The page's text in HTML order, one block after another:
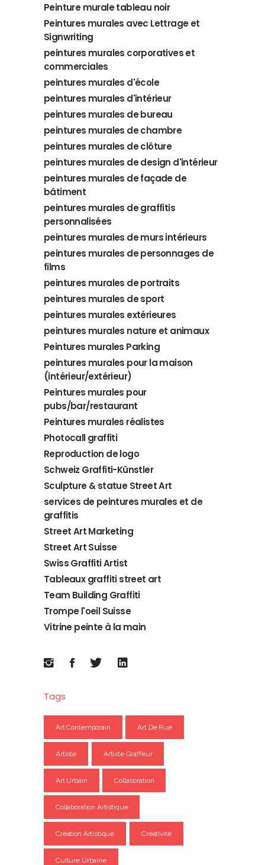
Peinture murale tableau noir
Peintures murales avec Lettrage et
Signwriting
peintures murales corporatives et
commerciales
peintures murales d'école
peintures murales d'intérieur
peintures murales de bureau
peintures murales de chambre
peintures murales de clôture
peintures murales de design d'intérieur
peintures murales de façade de
bâtiment
peintures murales de graffitis
personnalisées
peintures murales de murs intérieurs
peintures murales de personnages de
films
peintures murales de portraits
peintures murales de sport
peintures murales extérieures
peintures murales nature et animaux
Peintures murales Parking
peintures murales pour la maison
(intérieur/extérieur)
Peintures murales pour
pubs/bar/restaurant
Peintures murales réalistes
Photocall graffiti
Reproduction de logo
Schweiz Graffiti-Künstler
Sculpture & statue Street Art
services de peintures murales et de
graffitis
Street Art Marketing
Street Art Suisse
Swiss Graffiti Artist
Tableaux graffiti street art
Team Building Graffiti
Trompe l'oeil Suisse
Vitrine peinte à la main
Tags
Art Contemporain Art De Rue
Artiste Artiste Graffeur
Art Urbain Collaboration
Collaboration Artistique
Création Artistique Créativité
Culture Urbaine